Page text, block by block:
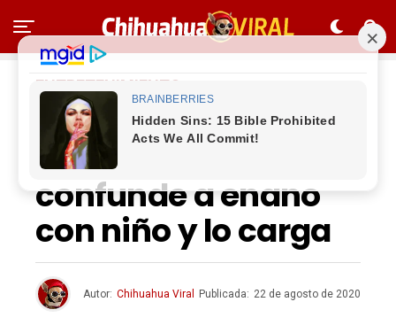
ENTRETENIMIENTO
#PequeñaConfusió
n: Bolsonaro
confunde a enano
con niño y lo carga
Autor: Chihuahua Viral Publicada: 22 de agosto de 2020